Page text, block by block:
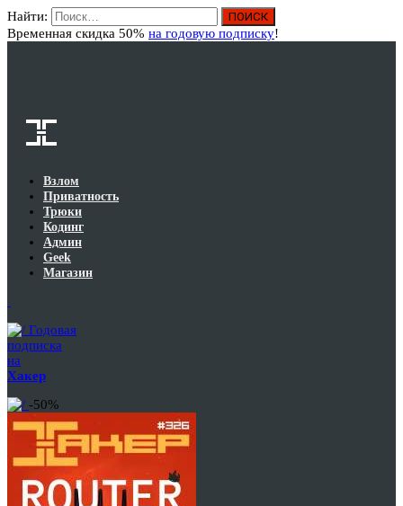
Найти:
Временная скидка 50% на годовую подписку!
Взлом
Приватность
Трюки
Кодинг
Админ
Geek
Магазин
Годовая
подписка
на
Хакер
-50%